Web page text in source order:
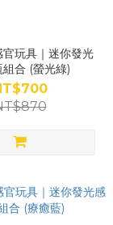
玩具｜迷你發光
合 (螢光綠)